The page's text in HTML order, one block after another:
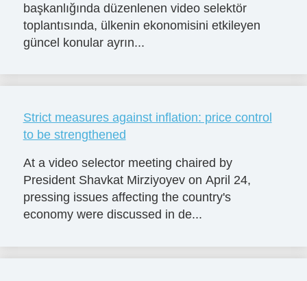
başkanlığında düzenlenen video selektör
toplantısında, ülkenin ekonomisini etkileyen
güncel konular ayrın...
Strict measures against inflation: price control
to be strengthened
At a video selector meeting chaired by
President Shavkat Mirziyoyev on April 24,
pressing issues affecting the country's
economy were discussed in de...